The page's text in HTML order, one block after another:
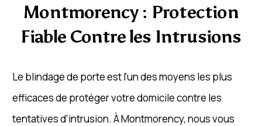
Montmorency : Protection
Fiable Contre les Intrusions
Le blindage de porte est l’un des moyens les plus
efficaces de protéger votre domicile contre les
tentatives d’intrusion. À Montmorency, nous vous